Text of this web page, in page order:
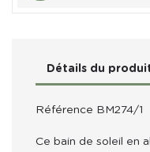
Détails du
Référence BM274/1
Ce bain de soleil en